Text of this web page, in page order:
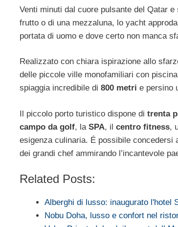
Venti minuti dal cuore pulsante del Qatar
frutto o di una mezzaluna, lo yacht approda
portata di uomo e dove certo non manca
Realizzato con chiara ispirazione allo
delle piccole ville monofamiliari con
spiaggia incredibile di 800 metri e persino
Il piccolo porto turistico dispone di trenta
campo da golf, la SPA, il centro fitness,
esigenza culinaria. É possibile
dei grandi chef ammirando l’incantevole
Related Posts:
Alberghi di lusso: inaugurato l'hotel
Nobu Doha, lusso e confort nel